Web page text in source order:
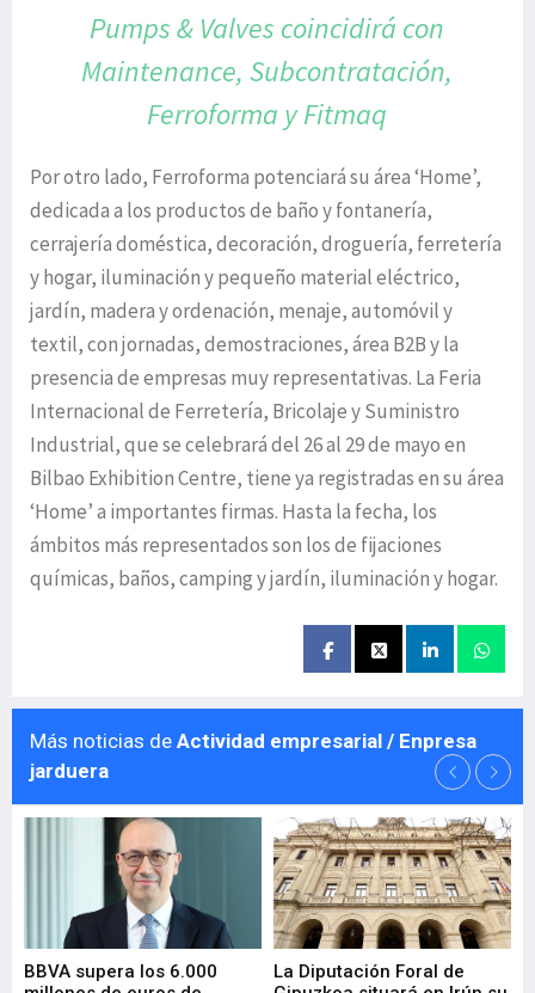
Pumps & Valves coincidirá con
Maintenance, Subcontratación,
Ferroforma y Fitmaq
Por otro lado, Ferroforma potenciará su área ‘Home’,
dedicada a los productos de baño y fontanería,
cerrajería doméstica, decoración, droguería, ferretería
y hogar, iluminación y pequeño material eléctrico,
jardín, madera y ordenación, menaje, automóvil y
textil, con jornadas, demostraciones, área B2B y la
presencia de empresas muy representativas. La Feria
Internacional de Ferretería, Bricolaje y Suministro
Industrial, que se celebrará del 26 al 29 de mayo en
Bilbao Exhibition Centre, tiene ya registradas en su área
‘Home’ a importantes firmas. Hasta la fecha, los
ámbitos más representados son los de fijaciones
químicas, baños, camping y jardín, iluminación y hogar.
Más noticias de Actividad empresarial / Enpresa
jarduera
BBVA supera los 6.000
La Diputación Foral de